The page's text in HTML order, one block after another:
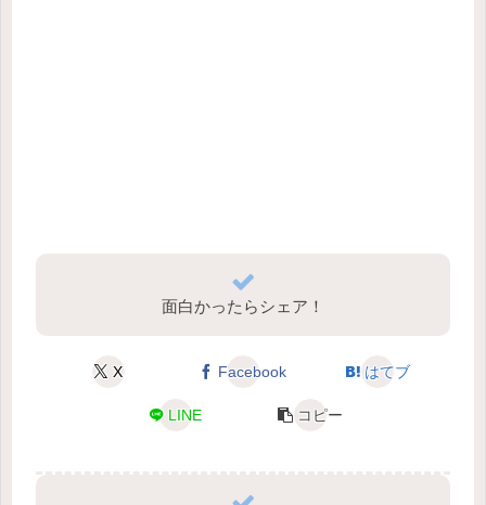
面白かったらシェア！
X Facebook はてブ
LINE コピー